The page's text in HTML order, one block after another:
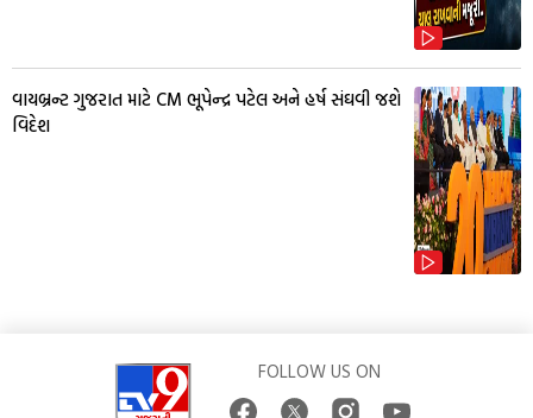
વાયબ્રન્ટ ગુજરાત માટે CM ભૂપેન્દ્ર પટેલ અને હર્ષ સંઘવી જશે
વિદેશ
FOLLOW US ON